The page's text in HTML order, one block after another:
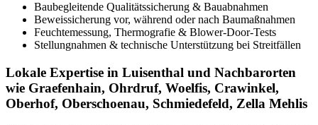
Baubegleitende Qualitätssicherung & Bauabnahmen
Beweissicherung vor, während oder nach Baumaßnahmen
Feuchtemessung, Thermografie & Blower-Door-Tests
Stellungnahmen & technische Unterstützung bei Streitfällen
Lokale Expertise in Luisenthal und Nachbarorten
wie Graefenhain, Ohrdruf, Woelfis, Crawinkel,
Oberhof, Oberschoenau, Schmiedefeld, Zella Mehlis